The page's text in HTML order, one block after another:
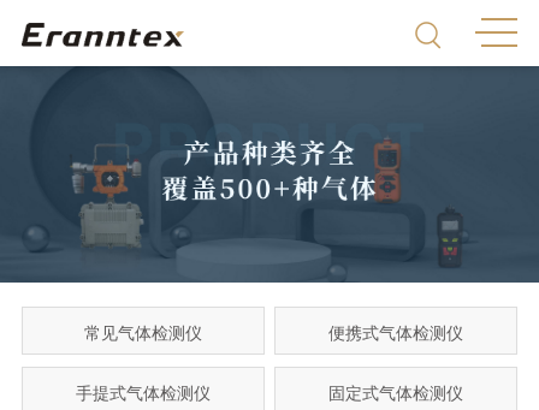
常见气体检测仪 便携式气体检测仪
手提式气体检测仪 固定式气体检测仪